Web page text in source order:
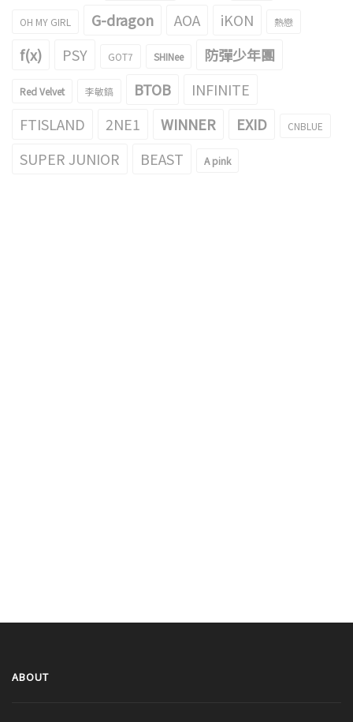
OH MY GIRL G-dragon AOA iKON 熱戀
f(x) PSY GOT7 SHINee 防彈少年團
Red Velvet 李敏鎬 BTOB
INFINITE
FTISLAND
2NE1 WINNER EXID CNBLUE
SUPER JUNIOR BEAST A pink
ABOUT